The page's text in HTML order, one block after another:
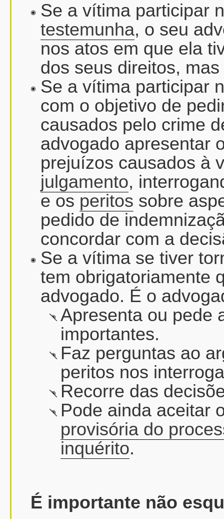
Se a vítima participar
testemunha, o seu
nos atos em que ela
dos seus direitos,
Se a vítima participar
com o objetivo de
causados pelo crime
advogado apresentar
prejuízos causados à
julgamento,
e os peritos sobre
pedido de
concordar com a
Se a vítima se tiver
tem obrigatoriamente
advogado. É o
Apresenta ou pede
importantes.
Faz perguntas ao
peritos nos
Recorre das
Pode ainda aceitar
provisória do
inquérito.
É importante não